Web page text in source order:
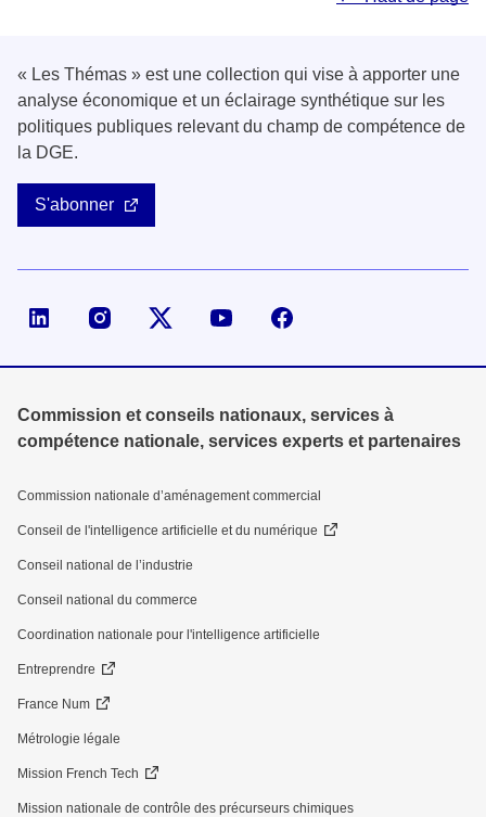
« Les Thémas » est une collection qui vise à apporter une
analyse économique et un éclairage synthétique sur les
politiques publiques relevant du champ de compétence de
la DGE.
S'abonner
Page LinkedIn de la DGECompte X (ex-Twitter) de la DGE
Commission et conseils nationaux, services à
compétence nationale, services experts et partenaires
Commission nationale d’aménagement commercial
Conseil de l'intelligence artificielle et du numérique
Conseil national de l’industrie
Conseil national du commerce
Coordination nationale pour l'intelligence artificielle
Entreprendre
France Num
Métrologie légale
Mission French Tech
Mission nationale de contrôle des précurseurs chimiques